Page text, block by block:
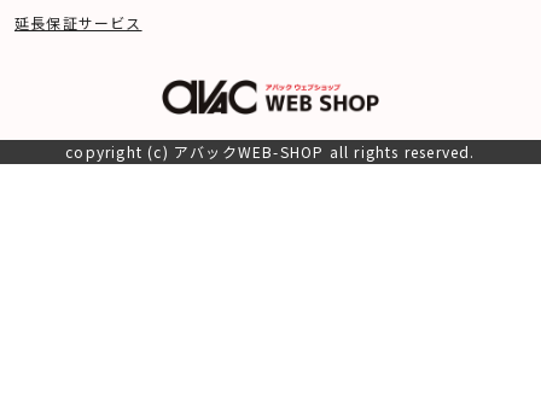
延長保証サービス
copyright (c) アバックWEB-SHOP all rights reserved.